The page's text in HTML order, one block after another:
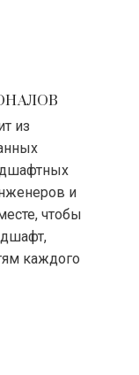
из
и
чтобы
каждого